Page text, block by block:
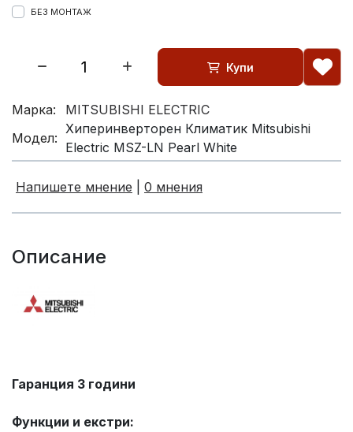
БЕЗ МОНТАЖ
Купи
Марка:
MITSUBISHI ELECTRIC
Модел:
Хиперинверторен Климатик Mitsubishi
Electric MSZ-LN Pearl White
Напишете мнение 0 мнения
Описание
Гаранция 3 години
Функции и екстри: